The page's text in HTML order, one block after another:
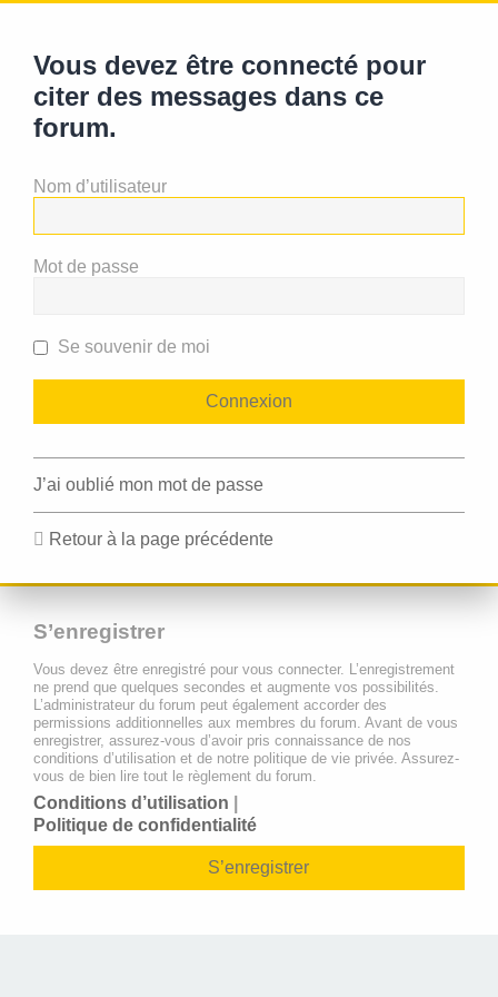
Vous devez être connecté pour
citer des messages dans ce
forum.
Nom d’utilisateur
Mot de passe
Se souvenir de moi
J’ai oublié mon mot de passe
Retour à la page précédente
S’enregistrer
Vous devez être enregistré pour vous connecter. L’enregistrement
ne prend que quelques secondes et augmente vos possibilités.
L’administrateur du forum peut également accorder des
permissions additionnelles aux membres du forum. Avant de vous
enregistrer, assurez-vous d’avoir pris connaissance de nos
conditions d’utilisation et de notre politique de vie privée. Assurez-
vous de bien lire tout le règlement du forum.
Conditions d’utilisation
Politique de confidentialité
S’enregistrer